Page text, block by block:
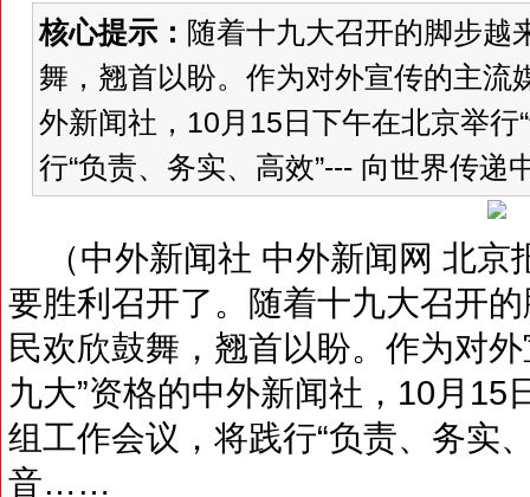
核心提示： 随着十九大召开的脚步越
舞，翘首以盼。作为对外宣传的主流
外新闻社，10月15日下午在北京举行
行“负责、务实、高效”--- 向世界传
（中外新闻社 中外新闻网 北京
要胜利召开了。随着十九大召开
民欢欣鼓舞，翘首以盼。作为对
九大”资格的中外新闻社，10月15
组工作会议，将践行“负责、务实
音……